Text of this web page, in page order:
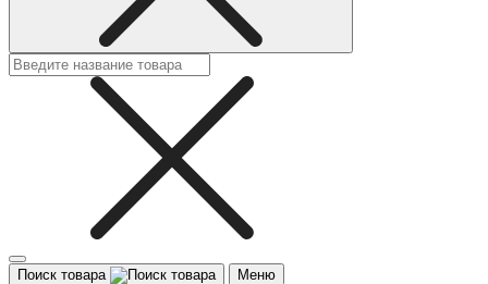
Поиск товара Меню